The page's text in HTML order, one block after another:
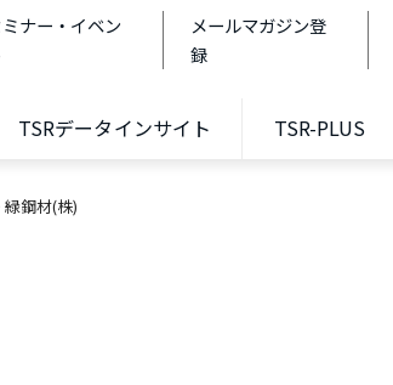
ナー・イベン
メールマガジン登
録
TSRデータインサイト TSR-PLUS
緑鋼材(株)